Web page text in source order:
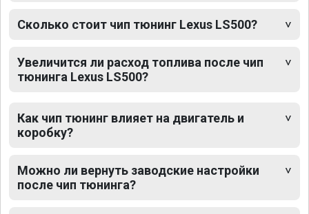
Сколько стоит чип тюнинг Lexus LS500?
Увеличится ли расход топлива после чип
тюнинга Lexus LS500?
Как чип тюнинг влияет на двигатель и
коробку?
Можно ли вернуть заводские настройки
после чип тюнинга?